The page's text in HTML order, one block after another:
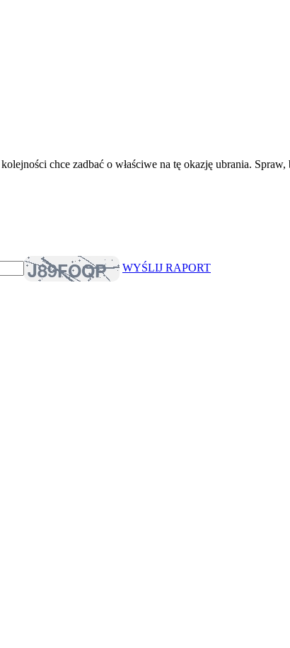
chce zadbać o właściwe na tę okazję ubrania. Spraw,
WYŚLIJ RAPORT